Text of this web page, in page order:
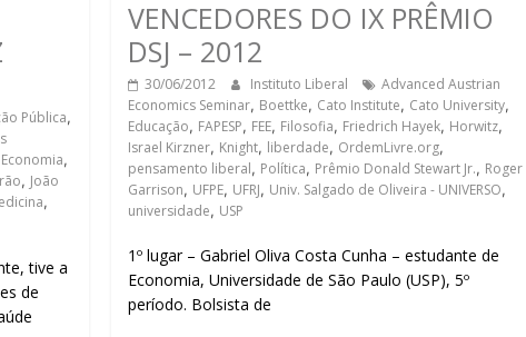
Pública,
Economia,
, João
,
tive a
de
VENCEDORES DO IX PRÊMIO
DSJ – 2012
30/06/2012 Instituto Liberal
Advanced Austrian
Economics Seminar, Boettke, Cato Institute, Cato University,
Educação, FAPESP, FEE, Filosofia, Friedrich Hayek, Horwitz,
Israel Kirzner, Knight, liberdade, OrdemLivre.org,
pensamento liberal, Política, Prêmio Donald Stewart Jr., Roger
Garrison, UFPE, UFRJ, Univ. Salgado de Oliveira - UNIVERSO,
universidade, USP
1º lugar – Gabriel Oliva Costa Cunha – estudante de
Economia, Universidade de São Paulo (USP), 5º
período. Bolsista de